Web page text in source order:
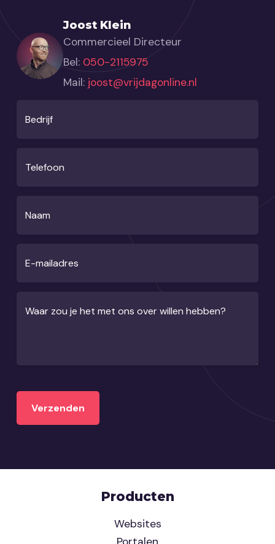
Joost Klein
Commercieel Directeur
Bel: 050-2115975
Mail: joost@vrijdagonline.nl
Bedrijf
Telefoon
Naam
E-mailadres
Waar zou je het met ons over willen hebben?
Producten
Websites